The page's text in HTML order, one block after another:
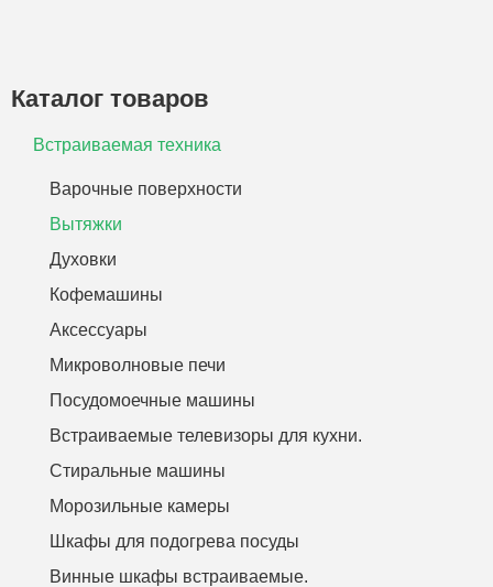
Каталог товаров
Встраиваемая техника
Варочные поверхности
Вытяжки
Духовки
Кофемашины
Аксессуары
Микроволновые печи
Посудомоечные машины
Встраиваемые телевизоры для кухни.
Стиральные машины
Морозильные камеры
Шкафы для подогрева посуды
Винные шкафы встраиваемые.